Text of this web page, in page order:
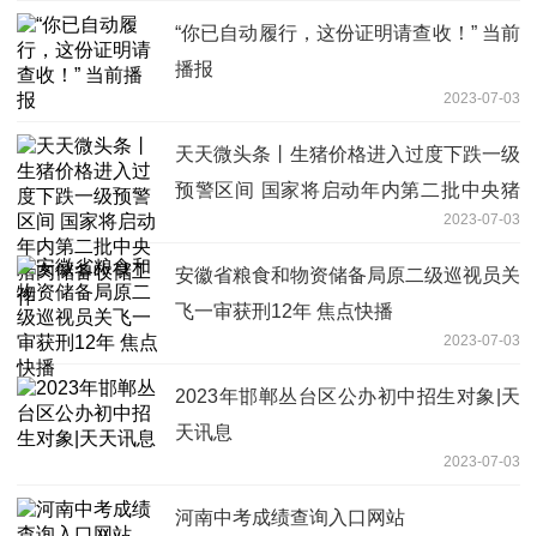
“你已自动履行，这份证明请查收！” 当前
播报
2023-07-03
天天微头条丨生猪价格进入过度下跌一级
预警区间 国家将启动年内第二批中央猪
2023-07-03
安徽省粮食和物资储备局原二级巡视员关
飞一审获刑12年 焦点快播
2023-07-03
2023年邯郸丛台区公办初中招生对象|天
天讯息
2023-07-03
河南中考成绩查询入口网站